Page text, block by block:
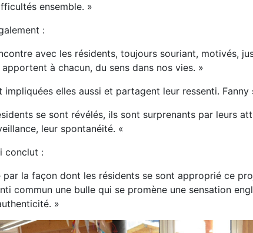
ensemble. »
:
avec les résidents, toujours souriant, motivés,
à chacun, du sens dans nos vies. »
impliquées elles aussi et partagent leur ressenti. Fanny
se sont révélés, ils sont surprenants par leurs
leur spontanéité. «
conclut :
par la façon dont les résidents se sont approprié ce
commun une bulle qui se promène une sensation
»